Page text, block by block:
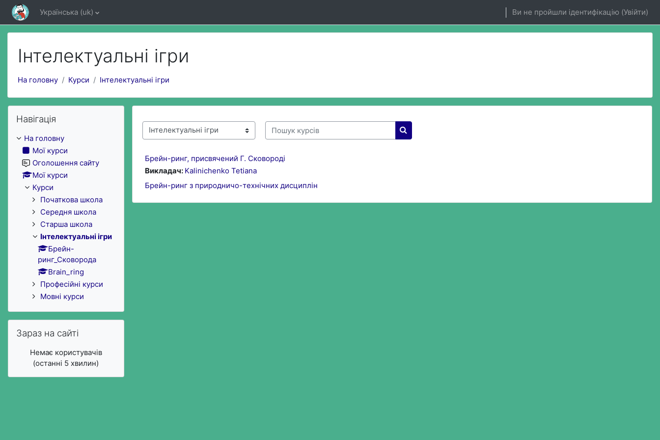
Перейти до головного вмісту
Українська ‎(uk)‎ Ви не пройшли ідентифікацію (Увійти)
Інтелектуальні ігри
На головну Курси Інтелектуальні ігри
Категорії курсів
Пошук курсів
Пошук курсів
Брейн-ринг, присвячений Г. Сковороді
Викладач: Kalinichenko Tetiana
Брейн-ринг з природничо-технічних дисциплін
Пропустити Навігація
Навігація
На головну
Мої курси
Оголошення сайту
Мої курси
Курси
Початкова школа
Середня школа
Старша школа
Інтелектуальні ігри
Брейн-
ринг_Сковорода
Brain_ring
Професійні курси
Мовні курси
Пропустити Зараз на сайті
Зараз на сайті
Немає користувачів
(останні 5 хвилин)